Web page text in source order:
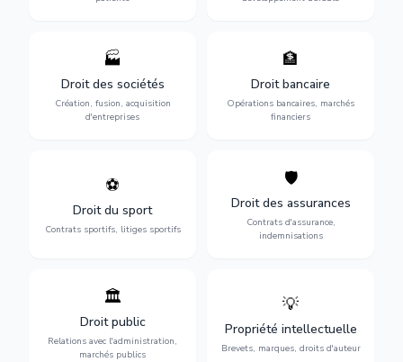
🏭
Droit des sociétés
Création, fusion, acquisition
d'entreprises
Structuration de votre
société : création, fusion-
acquisition, gouvernance et
restructuration.
🏦
Droit bancaire
Opérations bancaires, marchés
financiers
Gestion de vos opérations
financières : contentieux
bancaire, investissements et
régulation.
⚽
Droit du sport
Contrats sportifs, litiges sportifs
Expertise en droit sportif :
transferts, sponsoring et
contentieux.
🛡️
Droit des assurances
Contrats d'assurance,
indemnisations
Défense de vos intérêts :
contrats d'assurance,
sinistres et indemnisations
optimales.
🏛️
Droit public
Relations avec l'administration,
marchés publics
Gestion de vos relations
avec l'administration :
marchés publics,
urbanisme et contentieux.
💡
Propriété intellectuelle
Brevets, marques, droits d'auteur
Protection de vos créations
d'auteur et lutte contre la
contrefaçon.